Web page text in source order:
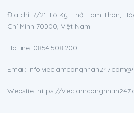
Địa chỉ: 7/21 Tô Ký, Thới Tam Thôn,
Chí Minh 70000, Việt Nam
Hotline: 0854.508.200
Email:
Website: https://